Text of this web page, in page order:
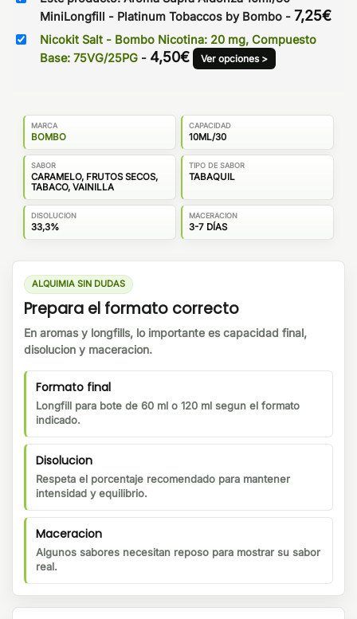
MiniLongfill - Platinum Tobaccos by Bombo - 7,25€
Nicokit Salt - Bombo Nicotina: 20 mg, Compuesto
Base: 75VG/25PG - 4,50€ Ver opciones >
MARCA
BOMBO
CAPACIDAD
10ML/30
SABOR
CARAMELO, FRUTOS SECOS,
TABACO, VAINILLA
TIPO DE SABOR
TABAQUIL
DISOLUCION
33,3%
MACERACION
3-7 DÍAS
ALQUIMIA SIN DUDAS
Prepara el formato correcto
En aromas y longfills, lo importante es capacidad final,
disolucion y maceracion.
Formato final
Longfill para bote de 60 ml o 120 ml segun el formato
indicado.
Disolucion
Respeta el porcentaje recomendado para mantener
intensidad y equilibrio.
Maceracion
Algunos sabores necesitan reposo para mostrar su sabor
real.